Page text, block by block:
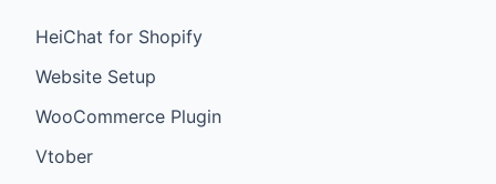
HeiChat for Shopify
Website Setup
WooCommerce Plugin
Vtober